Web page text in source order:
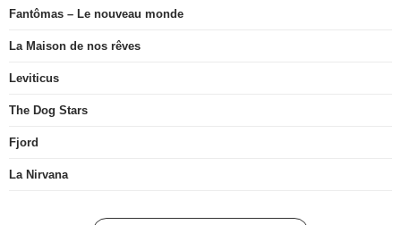
Fantômas – Le nouveau monde
La Maison de nos rêves
Leviticus
The Dog Stars
Fjord
La Nirvana